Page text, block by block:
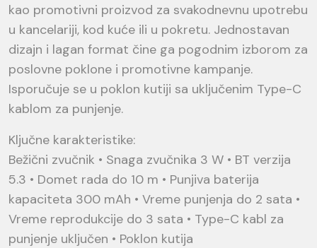
kao promotivni proizvod za svakodnevnu upotrebu
u kancelariji, kod kuće ili u pokretu. Jednostavan
dizajn i lagan format čine ga pogodnim izborom za
poslovne poklone i promotivne kampanje.
Isporučuje se u poklon kutiji sa uključenim Type-C
kablom za punjenje.
Ključne karakteristike:
Bežični zvučnik • Snaga zvučnika 3 W • BT verzija
5.3 • Domet rada do 10 m • Punjiva baterija
kapaciteta 300 mAh • Vreme punjenja do 2 sata •
Vreme reprodukcije do 3 sata • Type-C kabl za
punjenje uključen • Poklon kutija